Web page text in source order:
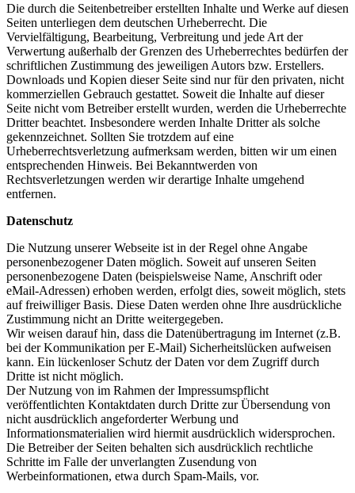
Die durch die Seitenbetreiber erstellten Inhalte und Werke auf diesen
Seiten unterliegen dem deutschen Urheberrecht. Die
Vervielfältigung, Bearbeitung, Verbreitung und jede Art der
Verwertung außerhalb der Grenzen des Urheberrechtes bedürfen der
schriftlichen Zustimmung des jeweiligen Autors bzw. Erstellers.
Downloads und Kopien dieser Seite sind nur für den privaten, nicht
kommerziellen Gebrauch gestattet. Soweit die Inhalte auf dieser
Seite nicht vom Betreiber erstellt wurden, werden die Urheberrechte
Dritter beachtet. Insbesondere werden Inhalte Dritter als solche
gekennzeichnet. Sollten Sie trotzdem auf eine
Urheberrechtsverletzung aufmerksam werden, bitten wir um einen
entsprechenden Hinweis. Bei Bekanntwerden von
Rechtsverletzungen werden wir derartige Inhalte umgehend
entfernen.
Datenschutz
Die Nutzung unserer Webseite ist in der Regel ohne Angabe
personenbezogener Daten möglich. Soweit auf unseren Seiten
personenbezogene Daten (beispielsweise Name, Anschrift oder
eMail-Adressen) erhoben werden, erfolgt dies, soweit möglich, stets
auf freiwilliger Basis. Diese Daten werden ohne Ihre ausdrückliche
Zustimmung nicht an Dritte weitergegeben.
Wir weisen darauf hin, dass die Datenübertragung im Internet (z.B.
bei der Kommunikation per E-Mail) Sicherheitslücken aufweisen
kann. Ein lückenloser Schutz der Daten vor dem Zugriff durch
Dritte ist nicht möglich.
Der Nutzung von im Rahmen der Impressumspflicht
veröffentlichten Kontaktdaten durch Dritte zur Übersendung von
nicht ausdrücklich angeforderter Werbung und
Informationsmaterialien wird hiermit ausdrücklich widersprochen.
Die Betreiber der Seiten behalten sich ausdrücklich rechtliche
Schritte im Falle der unverlangten Zusendung von
Werbeinformationen, etwa durch Spam-Mails, vor.